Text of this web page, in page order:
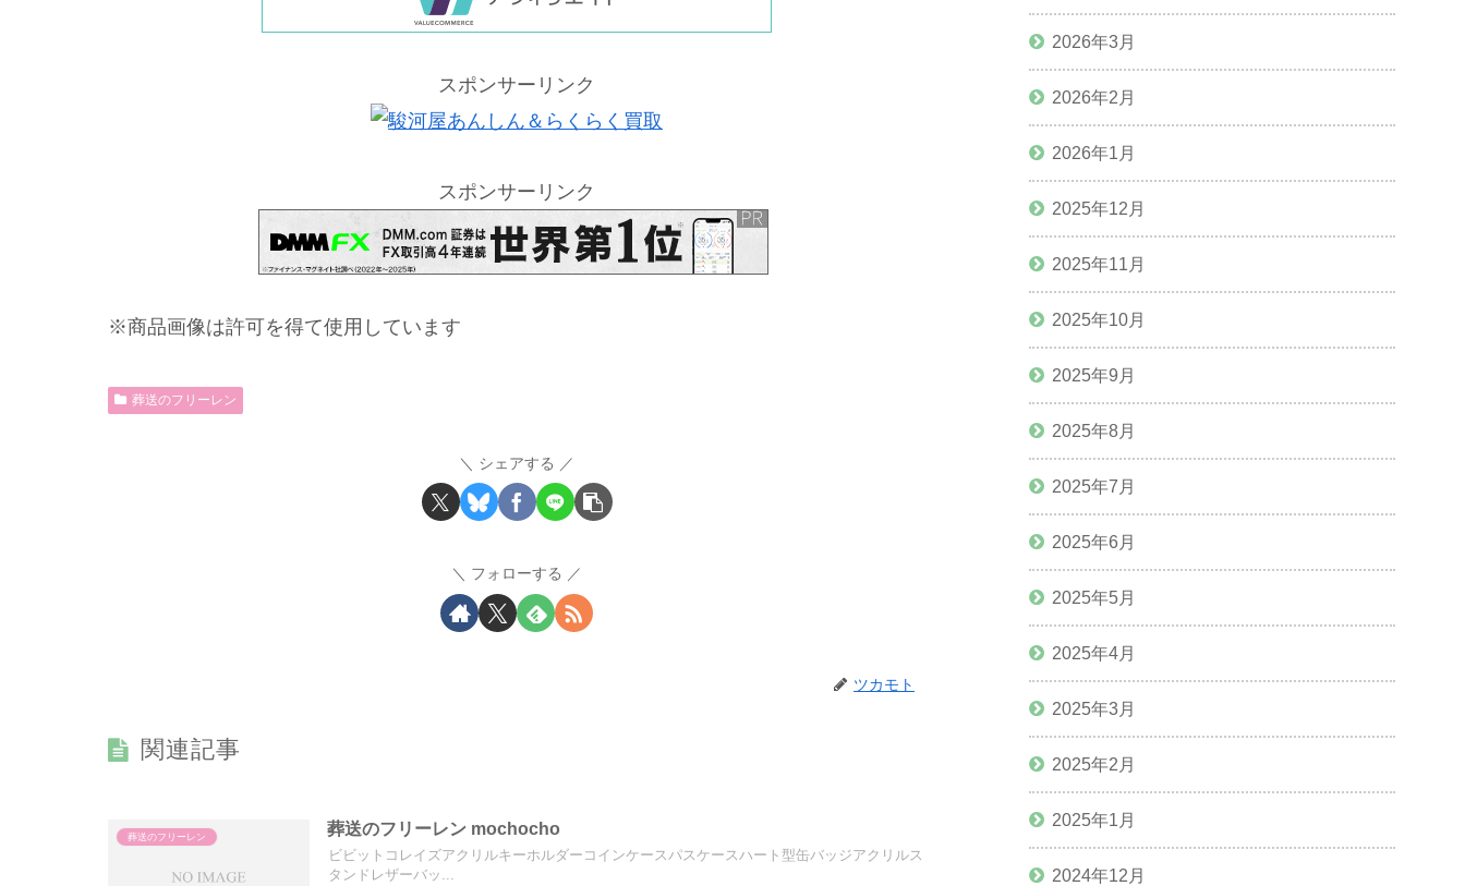
スポンサーリンク
スポンサーリンク
※商品画像は許可を得て使用しています
葬送のフリーレン
シェアする
フォローする
ツカモト
関連記事
葬送のフリーレン 葬送のフリーレン mochocho
ビビットコレイズアクリルキーホルダーコインケースパスケースハート型缶バッジアクリルス
タンドレザーバッ...
2026年3月
2026年2月
2026年1月
2025年12月
2025年11月
2025年10月
2025年9月
2025年8月
2025年7月
2025年6月
2025年5月
2025年4月
2025年3月
2025年2月
2025年1月
2024年12月